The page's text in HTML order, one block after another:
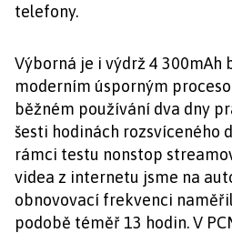
telefony.
Výborná je i výdrž 4 300mAh
moderním úsporným
běžném používání dva dny
šesti hodinách rozsvíceného
rámci testu nonstop
videa z internetu jsme na
obnovovací frekvenci
podobě téměř 13 hodin. V